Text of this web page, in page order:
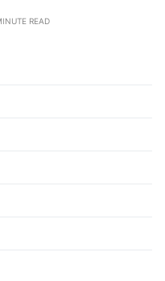
READ